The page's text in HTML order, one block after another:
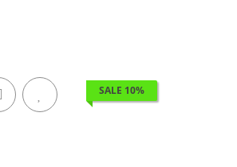
SALE 10%